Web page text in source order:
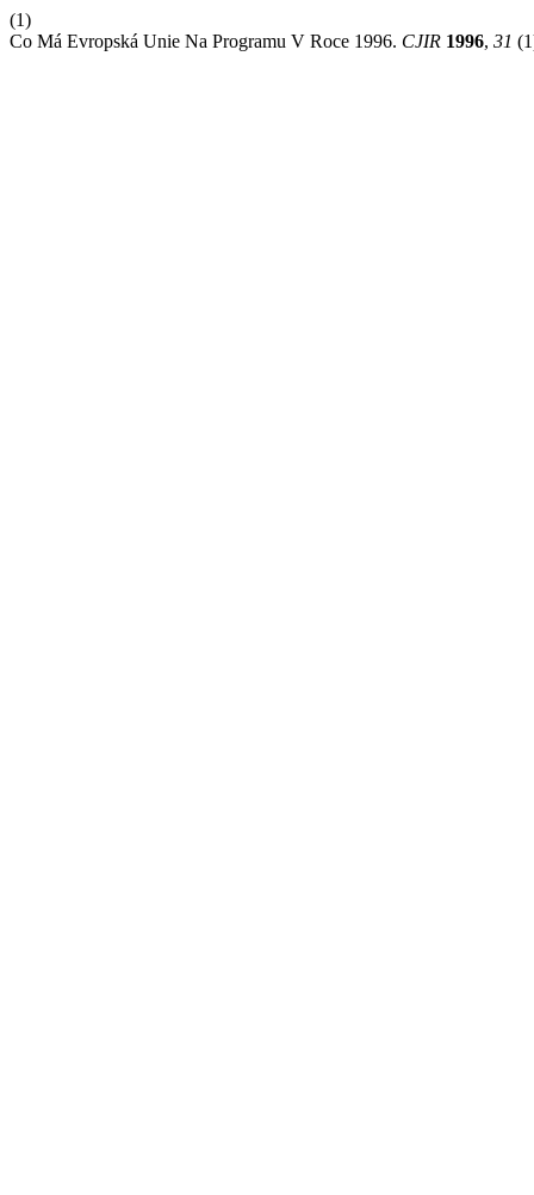
(1)
Co Má Evropská Unie Na Programu V Roce 1996. CJIR 1996, 31